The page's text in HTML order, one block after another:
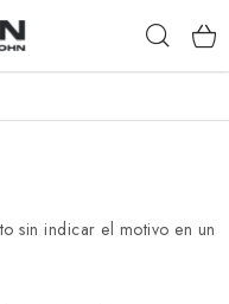
en
sin indicar el motivo en un